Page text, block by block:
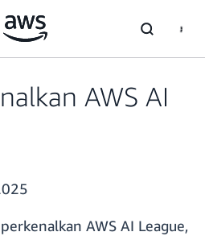
AWS AI
AWS AI League,